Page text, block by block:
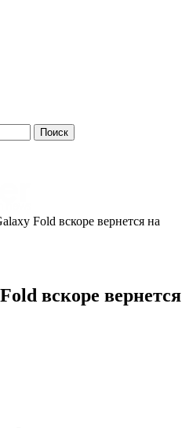
Fold вскоре вернется на
вскоре вернется